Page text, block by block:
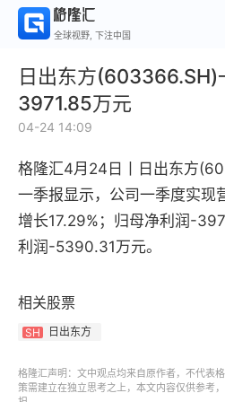
全球视野, 下注中国
日出东方(603366.SH)
3971.85万元
04-24 14:09
格隆汇4月24日丨 日出东方
一季报显示，公司一季度实现
增长17.29% ；归母净利润-
利润-5390.31万元。
相关股票
SH 日出东方
格隆汇声明：文中观点均来自原作者，不代表
策需建立在独立思考之上，本文内容仅供参考